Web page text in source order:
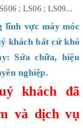
; LS06 ; LS09...
lĩnh vực máy móc
khách bất cứ khó
Sửa chữa, hiệu
nghiệp.
khách đã
và dịch vụ